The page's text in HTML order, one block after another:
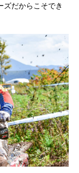
ズだからこそでき